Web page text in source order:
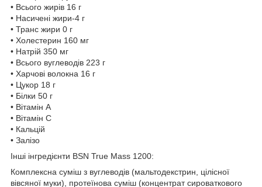
• Всього жирів 16 г
• Насичені жири-4 г
• Транс жири 0 г
• Холестерин 160 мг
• Натрій 350 мг
• Всього вуглеводів 223 г
• Харчові волокна 16 г
• Цукор 18 г
• Білки 50 г
• Вітамін А
• Вітамін С
• Кальцій
• Залізо
Інші інгредієнти BSN True Mass 1200:
Комплексна суміш з вуглеводів (мальтодекстрин, цілісної
вівсяної муки), протеїнова суміш (концентрат сироваткового